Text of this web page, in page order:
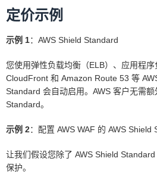
定价示例
示例 1：AWS Shield Standard
您使用弹性负载均衡（ELB）、应用程
CloudFront 和 Amazon Route 53 等
Standard 会自动启用。AWS 客户无需
Standard。
示例 2：配置 AWS WAF 的 AWS Shield
让我们假设您除了 AWS Shield
保护。